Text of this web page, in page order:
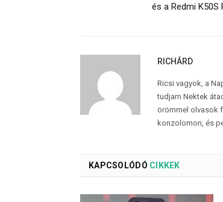
és a Redmi K50S
RICHÁRD
Ricsi vagyok, a
tudjam Nektek
örömmel olvasok
konzolomon, és
KAPCSOLÓDÓ CIKKEK